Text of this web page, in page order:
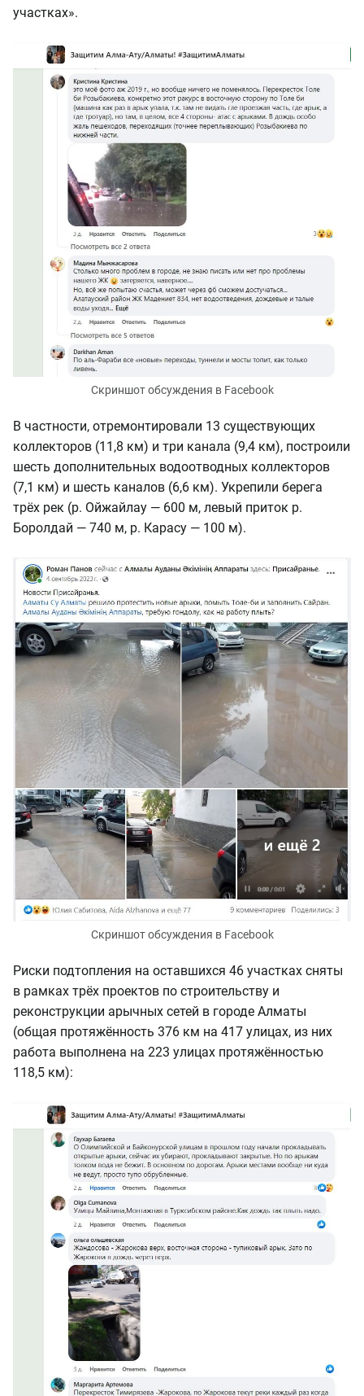
участках».
Скриншот обсуждения в Facebook
В частности, отремонтировали 13 существующих
коллекторов (11,8 км) и три канала (9,4 км), построили
шесть дополнительных водоотводных коллекторов
(7,1 км) и шесть каналов (6,6 км). Укрепили берега
трёх рек (р. Ойжайлау — 600 м, левый приток р.
Боролдай — 740 м, р. Карасу — 100 м).
Скриншот обсуждения в Facebook
Риски подтопления на оставшихся 46 участках сняты
в рамках трёх проектов по строительству и
реконструкции арычных сетей в городе Алматы
(общая протяжённость 376 км на 417 улицах, из них
работа выполнена на 223 улицах протяжённостью
118,5 км):